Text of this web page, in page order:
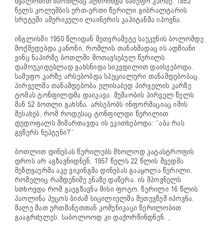
წელს კოლუმბის ერთ-ერთი წერილი გიბრალტარის
სრუტეში ამერიკული ლაინერის კაპიტანმა იპოვნა.
ინგლისში 1950 წლიდან მეთვრამეტე საუკუნის ბოლომდე
მოქმედებდა კანონი, რომლის თანახმადაც ის ადმიანი
ვინც ნაპირზე ბოთლში მოთავსებულ წერილს
დამოუკიდებლად გახსნიდა სიკვდილით დაისჯებოდა.
სამეფო კარზე არსებობდა სპეციალური თანამდებობაც.
პირველმა თანამდებობა ელისაბედ პირველის კარზე
ტომას ტონფილდმა დაიკავა. მუშაობის პირველ წელს
მან 52 ბოთლი გახსნა. არსებობს ინფორმაციაც იმის
შესახებ, რომ როდესაც ტონფილდი წერილით
დედოფალს მიმართავდა ის ეკითხებოდა: ‘’აბა რას
გვწერს ნეპტუნი?’’
ბოთლით დინებას წერილებს მხოლოდ კატასტროფის
დროს არ აგზავნიდნენ. 1957 წელს 22 წლის შვედმა
მეზღვაურმა აკე ვიკინგმა დინებას გააყოლა წერილი,
რომელიც რამდენიმე ენაზე დაწერა. ის მპოვნელს
სთხოვდა რომ გაეგზავნა მისი ფოტო. წერილი 16 წლის
პაოლინა პუცოს ბიძამ სიცილიელმა მეთევზემ იპოვნა.
მალე მათ ერთმანეთთან კომუნიკაცი წერილობით
გააგრძელეს. საბოლოოდ კი დაქორწინდნენ. ,